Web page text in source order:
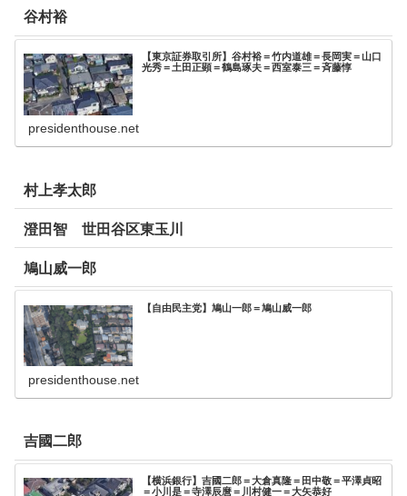
谷村裕
【東京証券取引所】谷村裕＝竹内道雄＝長岡実＝山口
光秀＝土田正顕＝鶴島琢夫＝西室泰三＝斉藤惇
presidenthouse.net
村上孝太郎
澄田智 世田谷区東玉川
鳩山威一郎
【自由民主党】鳩山一郎＝鳩山威一郎
presidenthouse.net
吉國二郎
【横浜銀行】吉國二郎＝大倉真隆＝田中敬＝平澤貞昭
＝小川是＝寺澤辰麿＝川村健一＝大矢恭好